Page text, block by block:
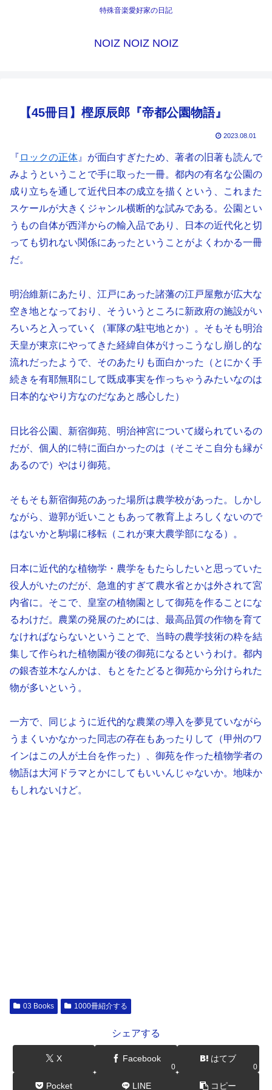
特殊音楽愛好家の日記
NOIZ NOIZ NOIZ
【45冊目】樫原辰郎『帝都公園物語』
2023.08.01
『 ロックの正体 』が面白すぎたため、著者の旧著も読んで
みようということで手に取った一冊。都内の有名な公園の
成り立ちを通して近代日本の成立を描くという、これまた
スケールが大きくジャンル横断的な試みである。公園とい
うもの自体が西洋からの輸入品であり、日本の近代化と切
っても切れない関係にあったということがよくわかる一冊
だ。
明治維新にあたり、江戸にあった諸藩の江戸屋敷が広大な
空き地となっており、そういうところに新政府の施設がい
ろいろと入っていく（軍隊の駐屯地とか）。そもそも明治
天皇が東京にやってきた経緯自体がけっこうなし崩し的な
流れだったようで、そのあたりも面白かった（とにかく手
続きを有耶無耶にして既成事実を作っちゃうみたいなのは
日本的なやり方なのだなあと感心した）
日比谷公園、新宿御苑、明治神宮について綴られているの
だが、個人的に特に面白かったのは（そこそこ自分も縁が
あるので）やはり御苑。
そもそも新宿御苑のあった場所は農学校があった。しかし
ながら、遊郭が近いこともあって教育上よろしくないので
はないかと駒場に移転（これが東大農学部になる）。
日本に近代的な植物学・農学をもたらしたいと思っていた
役人がいたのだが、急進的すぎて農水省とかは外されて宮
内省に。そこで、皇室の植物園として御苑を作ることにな
るわけだ。農業の発展のためには、最高品質の作物を育て
なければならないということで、当時の農学技術の粋を結
集して作られた植物園が後の御苑になるというわけ。都内
の銀杏並木なんかは、もとをたどると御苑から分けられた
物が多いという。
一方で、同じように近代的な農業の導入を夢見ていながら
うまくいかなかった同志の存在もあったりして（甲州のワ
インはこの人が土台を作った）、御苑を作った植物学者の
物語は大河ドラマとかにしてもいいんじゃないか。地味か
もしれないけど。
03 Books 1000冊紹介する
シェアする
X Facebook
0
はてブ
0
Pocket LINE コピー